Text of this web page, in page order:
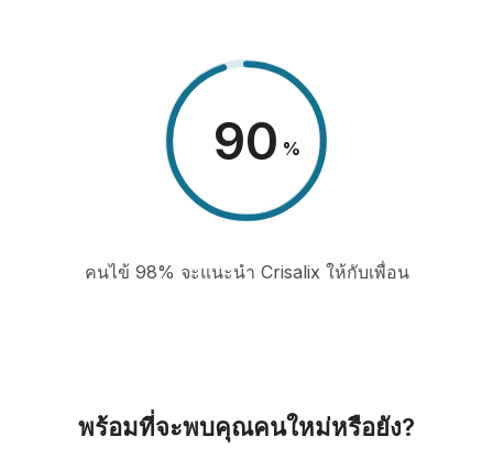
98 %
คนไข้ 98% จะแนะนำ Crisalix ให้กับเพื่อน
พร้อมที่จะพบคุณคนใหม่หรือยัง?